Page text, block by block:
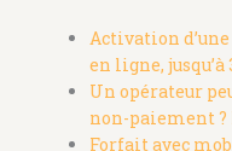
Activation
en ligne,
Un opérateur
non-paiement
Forfait avec